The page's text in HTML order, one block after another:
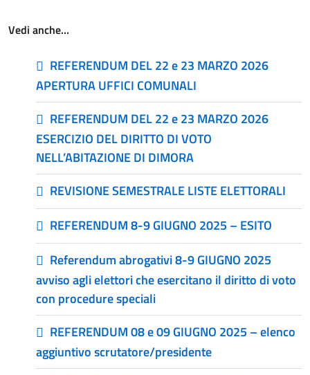
Vedi anche…
REFERENDUM DEL 22 e 23 MARZO 2026
APERTURA UFFICI COMUNALI
REFERENDUM DEL 22 e 23 MARZO 2026
ESERCIZIO DEL DIRITTO DI VOTO
NELL’ABITAZIONE DI DIMORA
REVISIONE SEMESTRALE LISTE ELETTORALI
REFERENDUM 8-9 GIUGNO 2025 – ESITO
Referendum abrogativi 8-9 GIUGNO 2025
avviso agli elettori che esercitano il diritto di voto
con procedure speciali
REFERENDUM 08 e 09 GIUGNO 2025 – elenco
aggiuntivo scrutatore/presidente